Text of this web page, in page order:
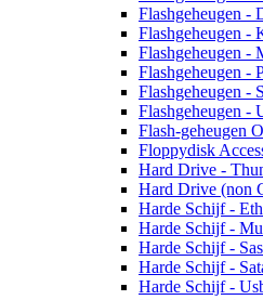
Flashgeheugen -
Flashgeheugen -
Flashgeheugen -
Flashgeheugen -
Flashgeheugen -
Flashgeheugen -
Flash-geheugen
Floppydisk
Hard Drive -
Hard Drive (non
Harde Schijf -
Harde Schijf -
Harde Schijf -
Harde Schijf -
Harde Schijf -